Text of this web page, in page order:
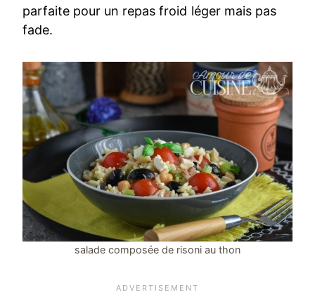
parfaite pour un repas froid léger mais pas
fade.
salade composée de risoni au thon